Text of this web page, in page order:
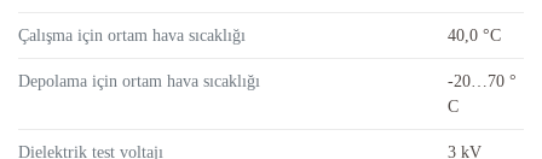
Çalışma için ortam hava sıcaklığı 40,0 °C
Depolama için ortam hava sıcaklığı
-20…70 °
C
Dielektrik test voltajı 3 kV